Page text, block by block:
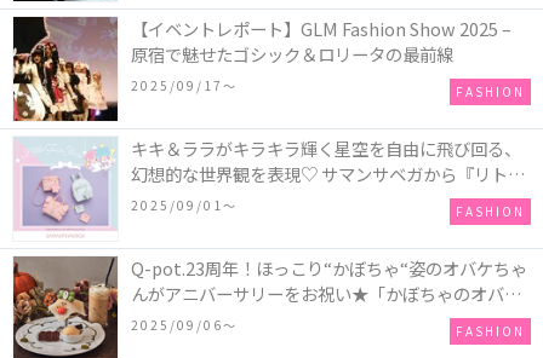
【イベントレポート】GLM Fashion Show 2025 –
原宿で魅せたゴシック＆ロリータの最前線
2025/09/17〜 FASHION
キキ＆ララがキラキラ輝く星空を自由に飛び回る、
幻想的な世界観を表現♡ サマンサベガから『リトル
ツインスターズ』50周年アニバーサリーイヤー』を
2025/09/01〜 FASHION
Q-pot.23周年！ほっこり“かぼちゃ“姿のオバケちゃ
んがアニバーサリーをお祝い★「かぼちゃのオバケ
ーキアクセサリー」が新発売！Q-pot CAFE.では
「かぼちゃのオバケーキプレート」も登場
2025/09/06〜 FASHION